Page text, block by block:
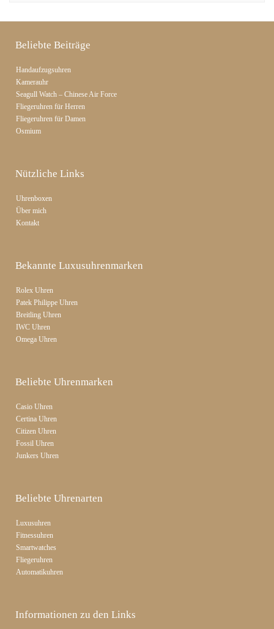
Beliebte Beiträge
Handaufzugsuhren
Kamerauhr
Seagull Watch – Chinese Air Force
Fliegeruhren für Herren
Fliegeruhren für Damen
Osmium
Nützliche Links
Uhrenboxen
Über mich
Kontakt
Bekannte Luxusuhrenmarken
Rolex Uhren
Patek Philippe Uhren
Breitling Uhren
IWC Uhren
Omega Uhren
Beliebte Uhrenmarken
Casio Uhren
Certina Uhren
Citizen Uhren
Fossil Uhren
Junkers Uhren
Beliebte Uhrenarten
Luxusuhren
Fitnessuhren
Smartwatches
Fliegeruhren
Automatikuhren
Informationen zu den Links